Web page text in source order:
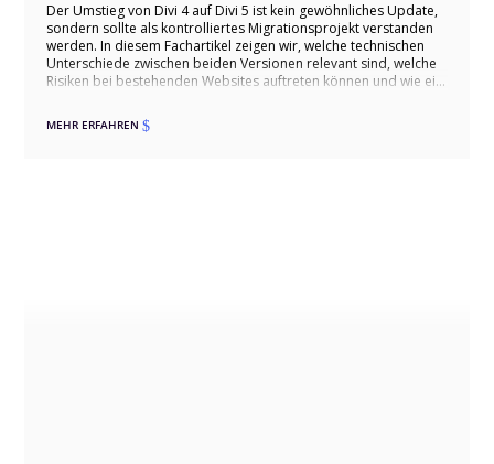
Der Umstieg von Divi 4 auf Divi 5 ist kein gewöhnliches Update,
sondern sollte als kontrolliertes Migrationsprojekt verstanden
werden. In diesem Fachartikel zeigen wir, welche technischen
Unterschiede zwischen beiden Versionen relevant sind, welche
Risiken bei bestehenden Websites auftreten können und wie ein
Migration und Qualitätssicherung ablaufen sollte. Dabei gehen
wir auch auf typische Stolperfallen wie Drittmodule,
MEHR ERFAHREN$